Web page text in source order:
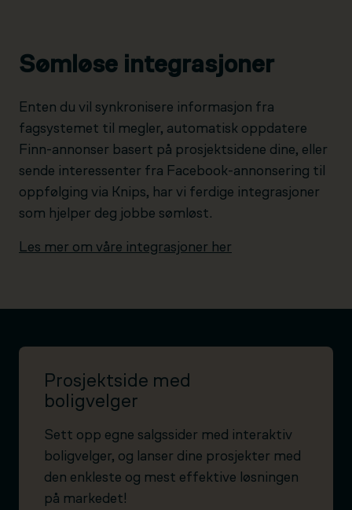
Sømløse integrasjoner
Enten du vil synkronisere informasjon fra
fagsystemet til megler, automatisk oppdatere
Finn-annonser basert på prosjektsidene dine, eller
sende interessenter fra Facebook-annonsering til
oppfølging via Knips, har vi ferdige integrasjoner
som hjelper deg jobbe sømløst.
Les mer om våre integrasjoner her
Prosjektside med
boligvelger
Sett opp egne salgssider med interaktiv
boligvelger, og lanser dine prosjekter med
den enkleste og mest effektive løsningen
på markedet!